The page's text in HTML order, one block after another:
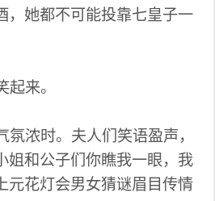
，她都不可能投靠七皇子一
来。
浓时。夫人们笑语盈声，
姐和公子们你瞧我一眼，我
元花灯会男女猜谜眉目传情